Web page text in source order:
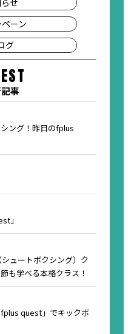
ーン
グ
事
ング！昨日のfplus
」
ュートボクシング）ク
も学べる本格クラス！
quest」でキックボ